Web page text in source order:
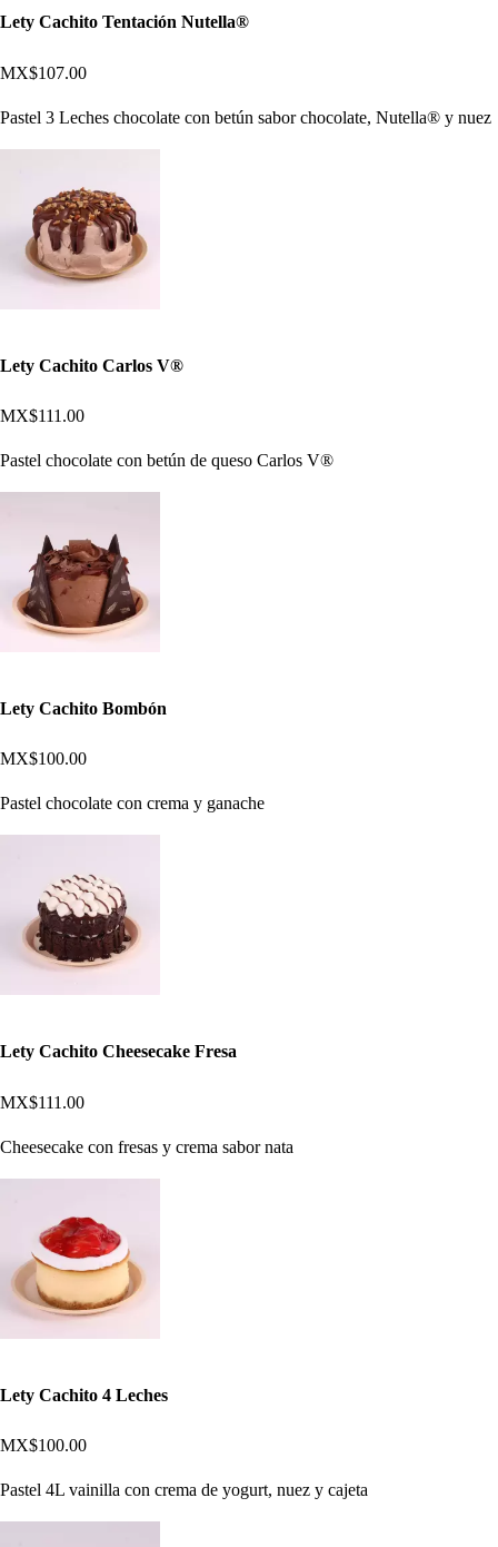
Lety Cachito Tentación Nutella®
MX$107.00
Pastel 3 Leches chocolate con betún sabor chocolate, Nutella® y nuez
Lety Cachito Carlos V®
MX$111.00
Pastel chocolate con betún de queso Carlos V®
Lety Cachito Bombón
MX$100.00
Pastel chocolate con crema y ganache
Lety Cachito Cheesecake Fresa
MX$111.00
Cheesecake con fresas y crema sabor nata
Lety Cachito 4 Leches
MX$100.00
Pastel 4L vainilla con crema de yogurt, nuez y cajeta